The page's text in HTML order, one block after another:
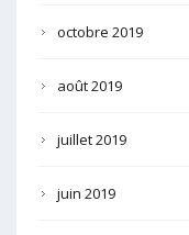
octobre 2019
août 2019
juillet 2019
juin 2019